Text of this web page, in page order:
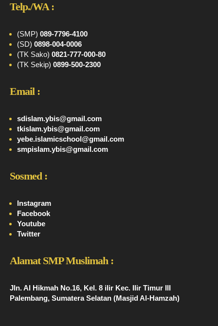
Telp./WA :
(SMP) 089-7796-4100
(SD) 0898-004-0006
(TK Sako) 0821-777-000-80
(TK Sekip) 0899-500-2300
Email :
sdislam.ybis@gmail.com
tkislam.ybis@gmail.com
yebe.islamicschool@gmail.com
smpislam.ybis@gmail.com
Sosmed :
Instagram
Facebook
Youtube
Twitter
Alamat SMP Muslimah :
Jln. Al Hikmah No.16, Kel. 8 ilir Kec. Ilir Timur III
Palembang, Sumatera Selatan (Masjid Al-Hamzah)